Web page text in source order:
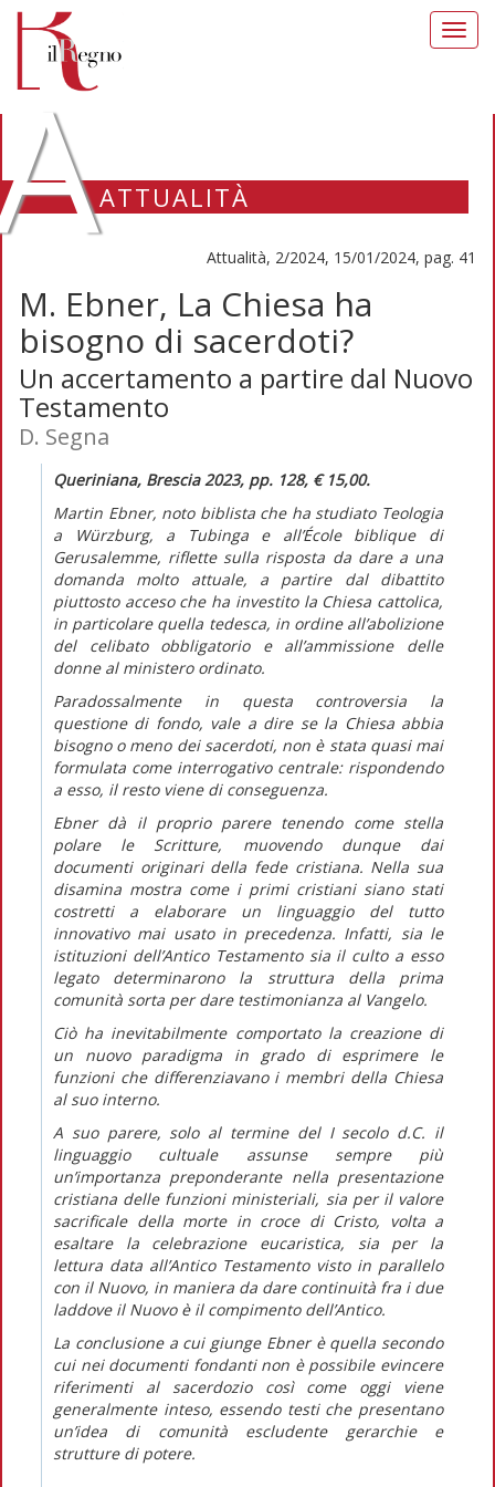
ATTUALITÀ
Attualità, 2/2024, 15/01/2024, pag. 41
M. Ebner, La Chiesa ha
bisogno di sacerdoti?
Un accertamento a partire dal Nuovo
Testamento
D. Segna
Queriniana, Brescia 2023, pp. 128, € 15,00.
Martin Ebner, noto biblista che ha studiato Teologia
a Würzburg, a Tubinga e all’École biblique di
Gerusalemme, riflette sulla risposta da dare a una
domanda molto attuale, a partire dal dibattito
piuttosto acceso che ha investito la Chiesa cattolica,
in particolare quella tedesca, in ordine all’abolizione
del celibato obbligatorio e all’ammissione delle
donne al ministero ordinato.
Paradossalmente in questa controversia la
questione di fondo, vale a dire se la Chiesa abbia
bisogno o meno dei sacerdoti, non è stata quasi mai
formulata come interrogativo centrale: rispondendo
a esso, il resto viene di conseguenza.
Ebner dà il proprio parere tenendo come stella
polare le Scritture, muovendo dunque dai
documenti originari della fede cristiana. Nella sua
disamina mostra come i primi cristiani siano stati
costretti a elaborare un linguaggio del tutto
innovativo mai usato in precedenza. Infatti, sia le
istituzioni dell’Antico Testamento sia il culto a esso
legato determinarono la struttura della prima
comunità sorta per dare testimonianza al Vangelo.
Ciò ha inevitabilmente comportato la creazione di
un nuovo paradigma in grado di esprimere le
funzioni che differenziavano i membri della Chiesa
al suo interno.
A suo parere, solo al termine del I secolo d.C. il
linguaggio cultuale assunse sempre più
un’importanza preponderante nella presentazione
cristiana delle funzioni ministeriali, sia per il valore
sacrificale della morte in croce di Cristo, volta a
esaltare la celebrazione eucaristica, sia per la
lettura data all’Antico Testamento visto in parallelo
con il Nuovo, in maniera da dare continuità fra i due
laddove il Nuovo è il compimento dell’Antico.
La conclusione a cui giunge Ebner è quella secondo
cui nei documenti fondanti non è possibile evincere
riferimenti al sacerdozio così come oggi viene
generalmente inteso, essendo testi che presentano
un’idea di comunità escludente gerarchie e
strutture di potere.